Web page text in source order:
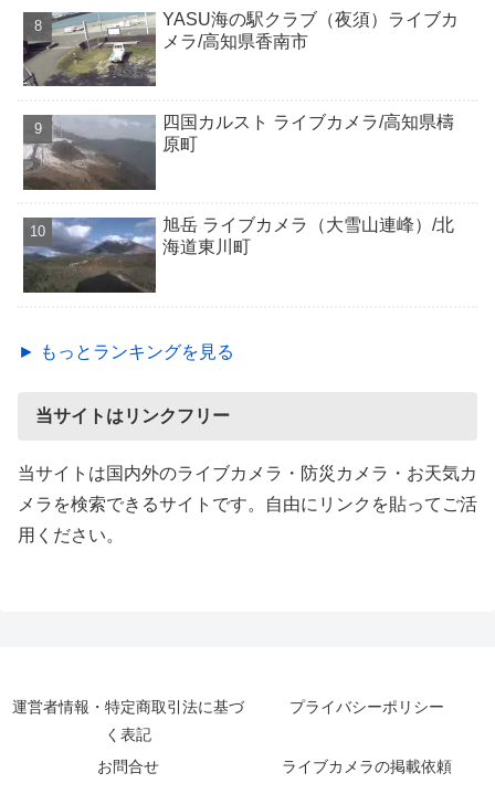
YASU海の駅クラブ（夜須）ライブカ
メラ/高知県香南市
四国カルスト ライブカメラ/高知県檮
原町
旭岳 ライブカメラ（大雪山連峰）/北
海道東川町
► もっとランキングを見る
当サイトはリンクフリー
当サイトは国内外のライブカメラ・防災カメラ・お天気カ
メラを検索できるサイトです。自由にリンクを貼ってご活
用ください。
運営者情報・特定商取引法に基づ
く表記
プライバシーポリシー
お問合せ ライブカメラの掲載依頼